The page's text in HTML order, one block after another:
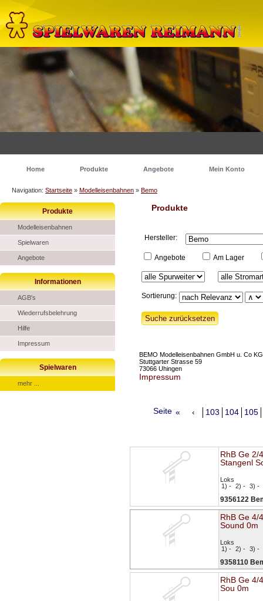
Home Produkte Angebote Mein Konto
Navigation: Startseite » Modelleisenbahnen » Bemo
Produkte
Modelleisenbahnen
Spielwaren
Angebote
Informationen
AGB's
Wiederrufsbelehrung
Hilfe
Impressum
Spielwaren
mehr ...
Produkte
Hersteller:
Angebote Am Lager
Sortierung:
BEMO Modelleisenbahnen GmbH u. Co KG
Stuttgarter Strasse 59
73066 Uhingen
Impressum
Seite « ‹ 103 104 105
RhB Ge 2/
Stangenl
Loks
1) - 2) - 3) -
9356122
RhB Ge 4/
Sound 0m
Loks
1) - 2) - 3) -
9358110
RhB Ge 4/
Sou 0m